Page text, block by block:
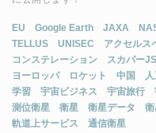
EU Google Earth JAXA
TELLUS
UNISEC アクセルス
コンステレーション
スカパー
ヨーロッパ
ロケット 中国
学習
宇宙ビジネス 宇宙旅行
測位衛星
衛星 衛星データ
軌道上サービス
通信衛星